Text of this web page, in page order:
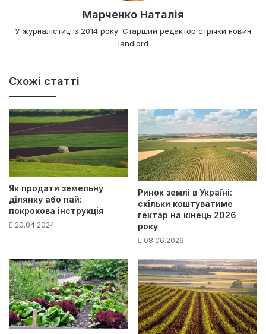
Марченко Наталія
У журналістиці з 2014 року. Старший редактор стрічки новин
landlord
Схожі статті
Як продати земельну
ділянку або пай:
покрокова інструкція
20.04.2024
Ринок землі в Україні:
скільки коштуватиме
гектар на кінець 2026
року
08.06.2026